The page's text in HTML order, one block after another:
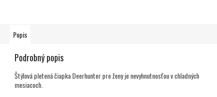
Popis
Podrobný popis
Štýlová pletená čiapka Deerhunter pre ženy je nevyhnutnosťou v chladných
mesiacoch.